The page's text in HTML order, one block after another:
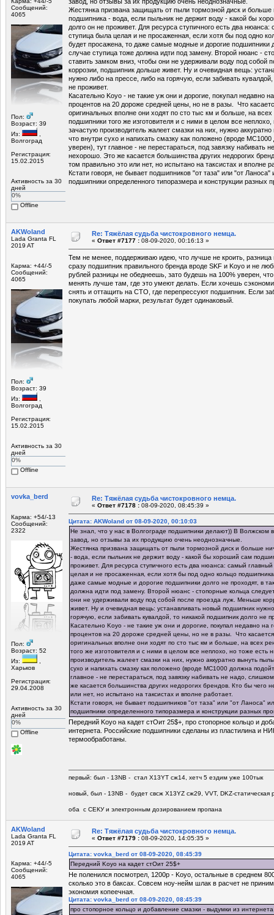
Сообщений:
4065
Пол:
Возраст: 39
Из:
Волгоград
Регистрация:
15.02.2015
Активность за 30
дней
0%
Offline
Жестянка призвана защищать от пыли тормозной диск и больше
подшипника - вода, если пыльник не держит воду - какой бы
долго он не проживет. Для ресурса ступичного есть два
ступица была целая и не просаженная, если хотя бы под одно
будет просажена, то даже самые модные и дорогие подшипники
случае ступица тоже должна идти под замену. Второй нюанс -
ставить замком вниз, чтобы они не удерживали воду под собой
коррозии, подшипник дольше живет. Ну и очевидная вещь:
нужно либо на прессе, либо на горячую, если забивать
не проживет.
Касательно Koyo - не такие уж они и дорогие, покупал недавно
процентов на 20 дороже средней цены, но не в разы. Что
оригинальных вполне они ходят по сто тыс км и больше, на всех
подшипники того же изготовителя и с ними в целом все
зачастую производитель жалеет смазки на них, нужно
что внутри сухо и напихать смазку как положено (вроде
уверен), тут главное - не перестараться, под завязку набивать
нехорошо. Это же касается большинства других недорогих
том правильно это или нет, но испытано на таксистах и вполне
Кстати говоря, не бывает подшипников "от таза" или "от
подшипники определенного типоразмера и конструкции разных
AKWoland
Lada Granta FL
2019 AT
Карма: +44/-5
Сообщений:
4065
Пол:
Возраст: 39
Из:
Волгоград
Регистрация:
15.02.2015
Активность за 30
дней
0%
Offline
Re: Тяжёлая судьба чистокровного немца.
« Ответ #7177 : 08-09-2020, 00:16:13 »
Тем не менее, поддерживаю идею, что лучше не кроить, разница
сразу подшипник правильного бренда вроде SKF и Koyo и не
рублей разницы не обеднеешь, зато будешь на 100% уверен,
менять лучше там, где это умеют делать. Если хочешь
снять и оттащить на СТО, где перепрессуют подшипник. Если
покупать любой марки, результат будет одинаковый.
vovka_berd
Карма: +54/-13
Сообщений:
2322
Пол:
Возраст: 52
Из:
Харьков
Регистрация:
29.04.2008
Активность за 30
дней
0%
Offline
Re: Тяжёлая судьба чистокровного немца.
« Ответ #7178 : 08-09-2020, 08:45:39 »
Цитата: AKWoland от 08-09-2020, 00:10:03
Не знал, что у нас в Волгограде подшипники делают)) В Волжском
завод, но отзывы за их продукцию очень неоднозначные.
Жестянка призвана защищать от пыли тормозной диск и больше
- вода, если пыльник не держит воду - какой бы хороший сам
проживет. Для ресурса ступичного есть два нюанса: самый
целая и не просаженная, если хотя бы под одно кольцо
даже самые модные и дорогие подшипники долго не проходят, в
должна идти под замену. Второй нюанс - стопорные кольца
они не удерживали воду под собой после проезда луж. Меньше
живет. Ну и очевидная вещь: устанавливать новый подшипник
горячую, если забивать кувалдой, то никакой подшипник долго не
Касательно Koyo - не такие уж они и дорогие, покупал недавно на
процентов на 20 дороже средней цены, но не в разы. Что касается
оригинальных вполне они ходят по сто тыс км и больше, на всех
того же изготовителя и с ними в целом все неплохо, но тоже есть
производитель жалеет смазки на них, нужно аккуратно вынуть
сухо и напихать смазку как положено (вроде МС1000 должна
главное - не перестараться, под завязку набивать не надо,
же касается большинства других недорогих брендов. Кто бы чего
или нет, но испытано на таксистах и вполне работает.
Кстати говоря, не бывает подшипников "от таза" или "от Ланоса"
подшипники определенного типоразмера и конструкции разных
Передний Koyo на кадет стОит 25$+, про стопорное кольцо и
интернета. Российские подшипники сделаны из пластилина и
термообработаны.
первый: был - 13NB - стал Х13YT сж14, хетч 5 ездим уже 100тык
новый, был - 13NB - будет свсж Х13YZ сж29, VVT, DKZ-статическая
оба с СЕКУ и электронным дозированием пропана
AKWoland
Lada Granta FL
2019 AT
Карма: +44/-5
Сообщений:
4065
Re: Тяжёлая судьба чистокровного немца.
« Ответ #7179 : 08-09-2020, 14:05:35 »
Цитата: vovka_berd от 08-09-2020, 08:45:39
Передний Koyo на кадет стОит 25$+
Не поленился посмотрел, 1200р - Koyo, остальные в среднем
сколько это в баксах. Совсем ноу-нейм шлак в расчет не
экономия копеечная.
Цитата: vovka_berd от 08-09-2020, 08:45:39
про стопорное кольцо и добавление смазки - выдумки из